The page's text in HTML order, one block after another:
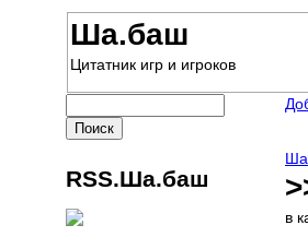
Ша.баш
Цитатник игр и игроков
в
RSS.Ша.баш